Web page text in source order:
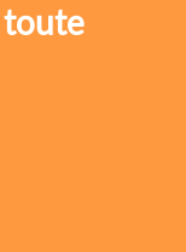
toute